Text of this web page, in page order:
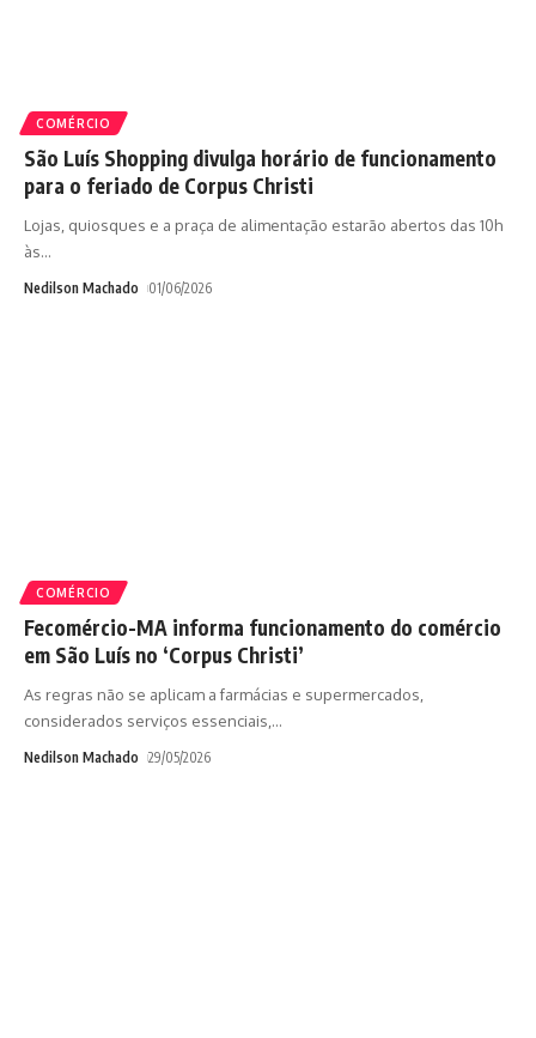
COMÉRCIO
São Luís Shopping divulga horário de funcionamento
para o feriado de Corpus Christi
Lojas, quiosques e a praça de alimentação estarão abertos das 10h
às…
Nedilson Machado 01/06/2026
COMÉRCIO
Fecomércio-MA informa funcionamento do comércio
em São Luís no ‘Corpus Christi’
As regras não se aplicam a farmácias e supermercados,
considerados serviços essenciais, …
Nedilson Machado 29/05/2026